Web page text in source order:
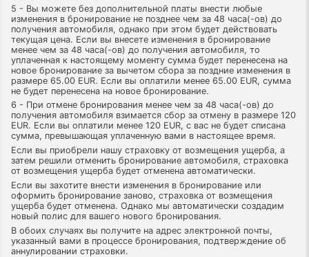
5 - Вы можете без дополнительной платы внести любые
изменения в бронирование не позднее чем за 48 часа(-ов) до
получения автомобиля, однако при этом будет действовать
текущая цена. Если вы внесете изменения в бронирование
менее чем за 48 часа(-ов) до получения автомобиля, то
уплаченная к настоящему моменту сумма будет перенесена на
новое бронирование за вычетом сбора за поздние изменения в
размере 65.00 EUR. Если вы оплатили менее 65.00 EUR, сумма
не будет перенесена на новое бронирование.
6 - При отмене бронирования менее чем за 48 часа(-ов) до
получения автомобиля взимается сбор за отмену в размере 120
EUR. Если вы оплатили менее 120 EUR, с вас не будет списана
сумма, превышающая уплаченную вами в настоящее время.
Если вы приобрели нашу страховку от возмещения ущерба, а
затем решили отменить бронирование автомобиля, страховка
от возмещения ущерба будет отменена автоматически.
Если вы захотите внести изменения в бронирование или
оформить бронирование заново, страховка от возмещения
ущерба будет отменена. Однако мы автоматически создадим
новый полис для вашего нового бронирования.
В обоих случаях вы получите на адрес электронной почты,
указанный вами в процессе бронирования, подтверждение об
аннулировании страховки.